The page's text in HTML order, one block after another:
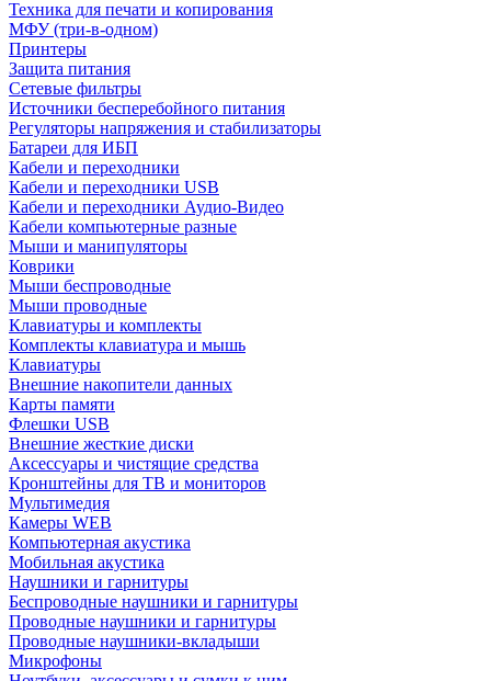
Техника для печати и копирования
МФУ (три-в-одном)
Принтеры
Защита питания
Сетевые фильтры
Источники бесперебойного питания
Регуляторы напряжения и стабилизаторы
Батареи для ИБП
Кабели и переходники
Кабели и переходники USB
Кабели и переходники Аудио-Видео
Кабели компьютерные разные
Мыши и манипуляторы
Коврики
Мыши беспроводные
Мыши проводные
Клавиатуры и комплекты
Комплекты клавиатура и мышь
Клавиатуры
Внешние накопители данных
Карты памяти
Флешки USB
Внешние жесткие диски
Аксессуары и чистящие средства
Кронштейны для ТВ и мониторов
Мультимедия
Камеры WEB
Компьютерная акустика
Мобильная акустика
Наушники и гарнитуры
Беспроводные наушники и гарнитуры
Проводные наушники и гарнитуры
Проводные наушники-вкладыши
Микрофоны